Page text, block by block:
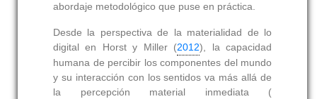
abordaje metodológico que puse en práctica.
Desde la perspectiva de la materialidad de lo
digital en Horst y Miller (2012), la capacidad
humana de percibir los componentes del mundo
y su interacción con los sentidos va más allá de
la percepción material inmediata (